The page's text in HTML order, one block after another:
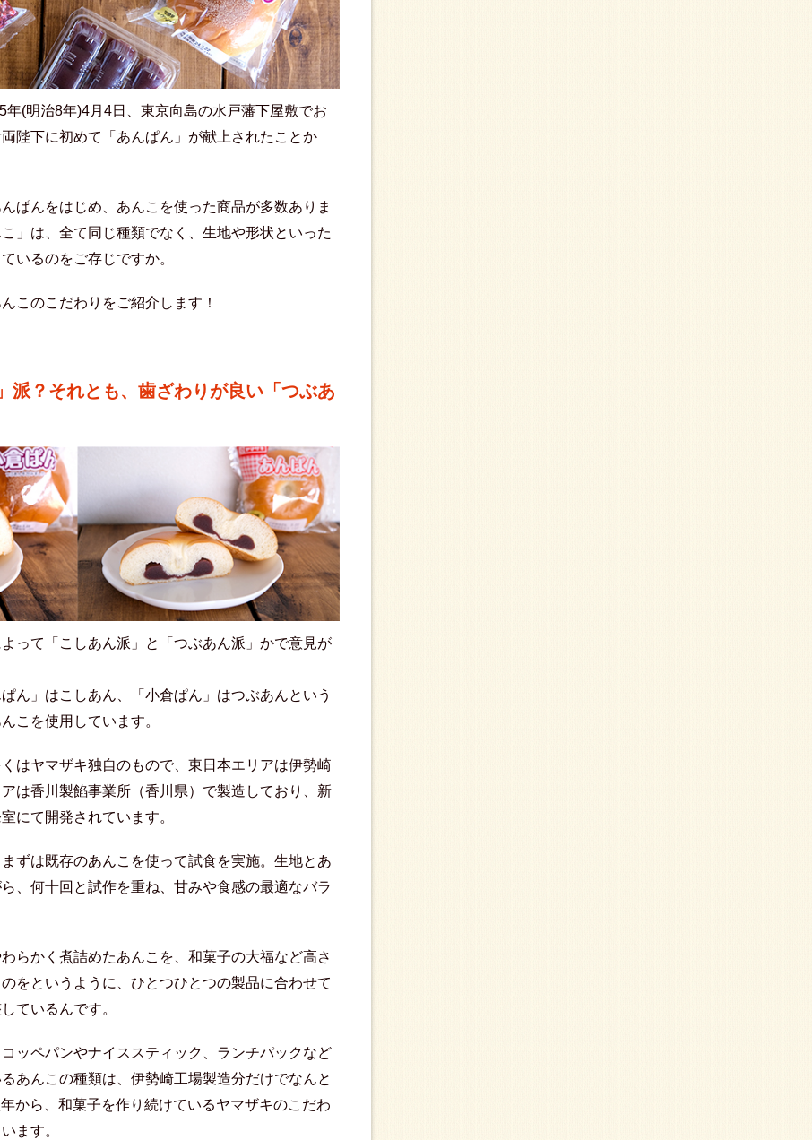
(明治8年)4月4日、東京向島の水戸藩下屋敷でお
陛下に初めて「あんぱん」が献上されたことか
ぱんをはじめ、あんこを使った商品が多数ありま
」は、全て同じ種類でなく、生地や形状といった
いるのをご存じですか。
このこだわりをご紹介します！
派？それとも、歯ざわりが良い「つぶあ
って「こしあん派」と「つぶあん派」かで意見が
ん」はこしあん、「小倉ぱん」はつぶあんという
こを使用しています。
はヤマザキ独自のもので、東日本エリアは伊勢崎
は香川製餡事業所（香川県）で製造しており、新
にて開発されています。
ずは既存のあんこを使って試食を実施。生地とあ
、何十回と試作を重ね、甘みや食感の最適なバラ
らかく煮詰めたあんこを、和菓子の大福など高さ
をというように、ひとつひとつの製品に合わせて
ているんです。
ッペパンやナイススティック、ランチパックなど
あんこの種類は、伊勢崎工場製造分だけでなんと
から、和菓子を作り続けているヤマザキのこだわ
ます。